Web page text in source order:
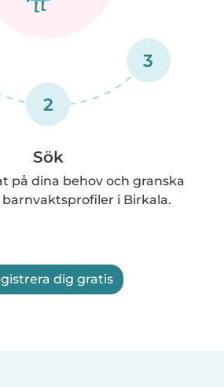
2
3
Sök
på dina behov och granska
i Birkala.
dig gratis